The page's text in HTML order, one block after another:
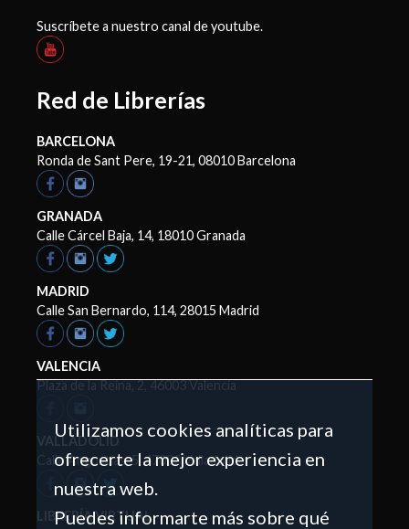
Suscríbete a nuestro canal de youtube.
Red de Librerías
BARCELONA
Ronda de Sant Pere, 19-21, 08010 Barcelona
GRANADA
Calle Cárcel Baja, 14, 18010 Granada
MADRID
Calle San Bernardo, 114, 28015 Madrid
VALENCIA
Plaza de la Reina, 2, 46003 Valencia
VALLADOLID
Calle Angustias, 5, 47003 Valladolid
LIBRERÍA VIRTUAL
Utilizamos cookies analíticas para
ofrecerte la mejor experiencia en
nuestra web.
Puedes informarte más sobre qué